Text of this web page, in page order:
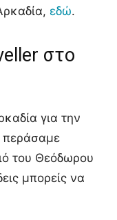
εδώ.
στο
για την
περάσαμε
του Θεόδωρου
μπορείς να